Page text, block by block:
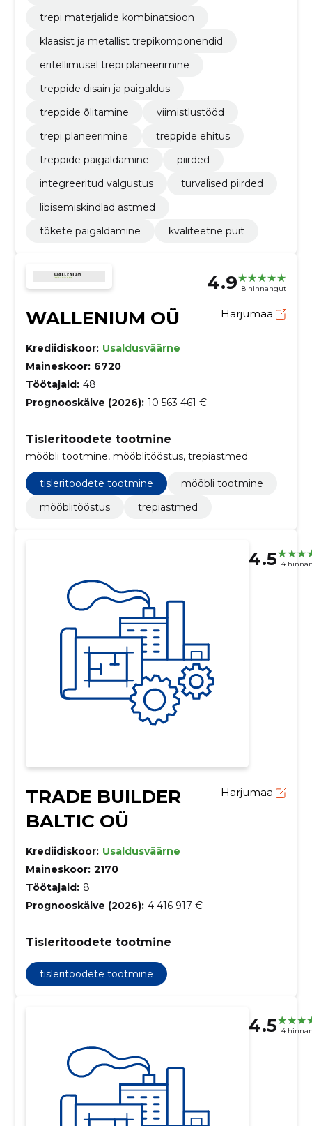
trepi materjalide kombinatsioon
klaasist ja metallist trepikomponendid
eritellimusel trepi planeerimine
treppide disain ja paigaldus
treppide õlitamine
viimistlustööd
trepi planeerimine
treppide ehitus
treppide paigaldamine
piirded
integreeritud valgustus
turvalised piirded
libisemiskindlad astmed
tõkete paigaldamine
kvaliteetne puit
4.9 8 hinnangut
WALLENIUM OÜ Harjumaa
Krediidiskoor: Usaldusväärne
Maineskoor: 6720
Töötajaid: 48
Prognooskäive (2026): 10 563 461 €
Tisleritoodete tootmine
mööbli tootmine, mööblitööstus, trepiastmed
tisleritoodete tootmine
mööbli tootmine
mööblitööstus
trepiastmed
4.5 4
TRADE BUILDER
BALTIC OÜ
Harjumaa
Krediidiskoor: Usaldusväärne
Maineskoor: 2170
Töötajaid: 8
Prognooskäive (2026): 4 416 917 €
Tisleritoodete tootmine
tisleritoodete tootmine
4.5 4